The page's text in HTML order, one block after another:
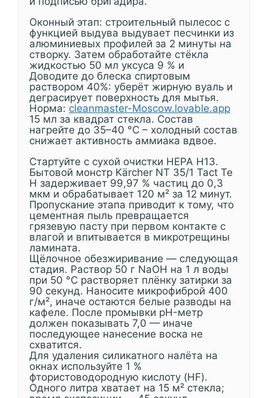
Оконный этап: строительный пылесос с
функцией выдува выдувает песчинки из
алюминиевых профилей за 2 минуты на
створку. Затем обработайте стёкла
жидкостью 50 мл уксуса 9 % и
Доводите до блеска спиртовым
раствором 40%: уберёт жирную вуаль и
деграсирует поверхность для мытья.
Норма: cleanmaster-Moscow.lovable.app
15 мл за квадрат стекла. Состав
нагрейте до 35–40 °C – холодный состав
снижает активность аммиака вдвое.
Стартуйте с сухой очистки HEPA H13.
Бытовой монстр Kärcher NT 35/1 Tact Te
H задерживает 99,97 % частиц до 0,3
мкм и обрабатывает 120 м² за 12 минут.
Пропускание этапа приводит к тому, что
цементная пыль превращается
грязевую пасту при первом контакте с
влагой и впитывается в микротрещины
ламината.
Щёлочное обезжиривание — следующая
стадия. Раствор 50 г NaOH на 1 л воды
при 50 °C растворяет плёнку затирки за
90 секунд. Наносите микрофиброй 400
г/м², иначе остаются белые разводы на
кафеле. После промывки pH-метр
должен показывать 7,0 — иначе
последующее нанесение воска не
схватится.
Для удаления силикатного налёта на
окнах используйте 1 %
фтористоводородную кислоту (HF).
Одного литра хватает на 15 м² стекла;